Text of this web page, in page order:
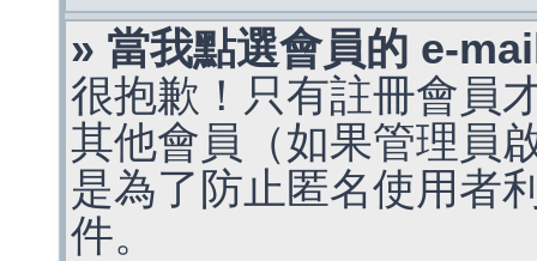
» 當我點選會員的 e-
很抱歉！只有註冊會員
其他會員（如果管理員
是為了防止匿名使用者
件。